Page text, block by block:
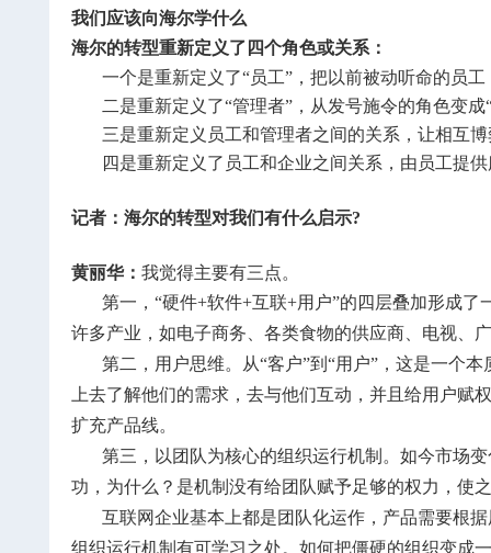
我们应该向海尔学什么
海尔的转型重新定义了四个角色或关系：
一个是重新定义了“员工”，把以前被动听命的员工
二是重新定义了“管理者”，从发号施令的角色变
三是重新定义员工和管理者之间的关系，让相互
四是重新定义了员工和企业之间关系，由员工提
记者：海尔的转型对我们有什么启示?
黄丽华： 我觉得主要有三点。
第一，“硬件+软件+互联+用户”的四层叠加形成
许多产业，如电子商务、各类食物的供应商、电视、
第二，用户思维。从“客户”到“用户”，这是一个
上去了解他们的需求，去与他们互动，并且给用户
扩充产品线。
第三，以团队为核心的组织运行机制。如今市场
功，为什么？是机制没有给团队赋予足够的权力，使
互联网企业基本上都是团队化运作，产品需要根
组织运行机制有可学习之处。如何把僵硬的组织变成